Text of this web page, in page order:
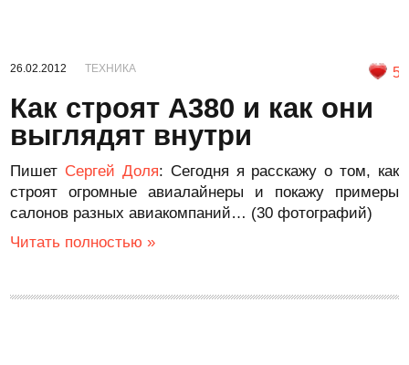
26.02.2012 ТЕХНИКА 5
Как строят А380 и как они
выглядят внутри
Пишет Сергей Доля: Сегодня я расскажу о том, как
строят огромные авиалайнеры и покажу примеры
салонов разных авиакомпаний… (30 фотографий)
Читать полностью »